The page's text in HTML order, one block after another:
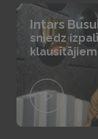
Intars
sniedz
klausītājiem